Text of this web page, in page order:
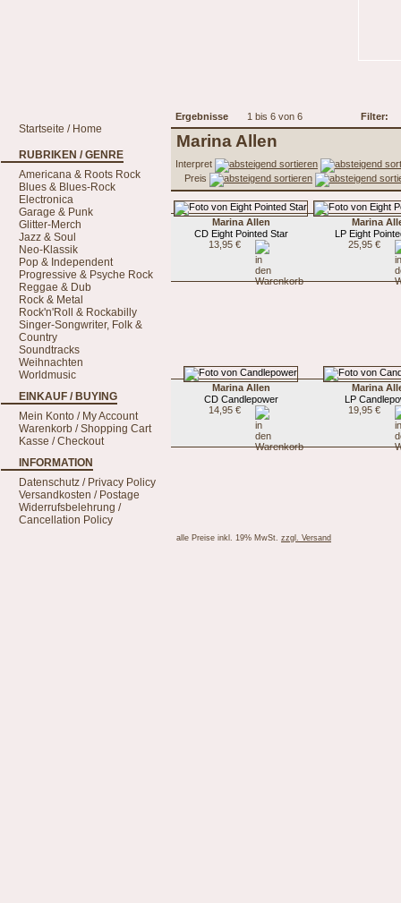
Ergebnisse 1 bis 6 von 6 Filter:
Startseite / Home
RUBRIKEN / GENRE
Americana & Roots Rock
Blues & Blues-Rock
Electronica
Garage & Punk
Glitter-Merch
Jazz & Soul
Neo-Klassik
Pop & Independent
Progressive & Psyche Rock
Reggae & Dub
Rock & Metal
Rock'n'Roll & Rockabilly
Singer-Songwriter, Folk &
Country
Soundtracks
Weihnachten
Worldmusic
EINKAUF / BUYING
Mein Konto / My Account
Warenkorb / Shopping Cart
Kasse / Checkout
INFORMATION
Datenschutz / Privacy Policy
Versandkosten / Postage
Widerrufsbelehrung /
Cancellation Policy
Marina Allen
Interpret
Preis
Marina Allen
CD Eight Pointed Star
13,95 €
Marina
LP Eight
25,95 €
Marina Allen
CD Candlepower
14,95 €
Marina
LP
19,95 €
alle Preise inkl. 19% MwSt. zzgl. Versand